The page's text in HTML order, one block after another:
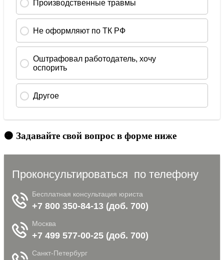
🟠 Задавайте свой вопрос в форме ниже